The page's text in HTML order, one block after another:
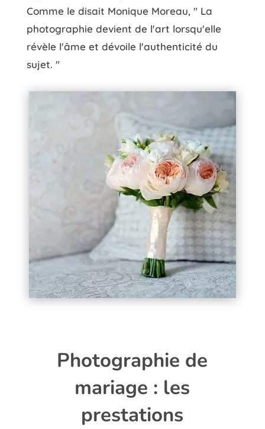
Comme le disait Monique Moreau, " La
photographie devient de l'art lorsqu'elle
révèle l'âme et dévoile l'authenticité du
sujet. "
Photographie de
mariage : les
prestations